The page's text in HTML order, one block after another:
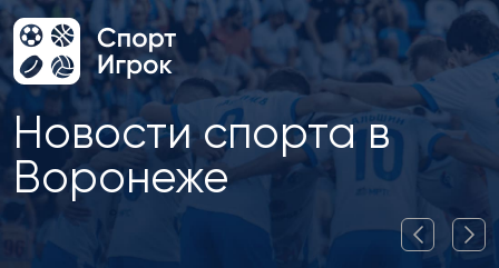
Новости спорта в
Воронеже